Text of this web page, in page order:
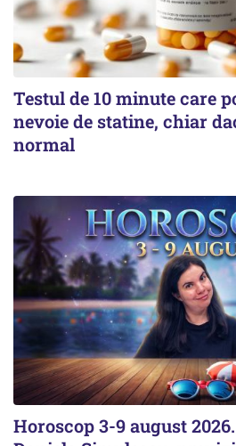
Testul de 10 minute care
nevoie de statine, chiar
normal
Horoscop 3-9 august